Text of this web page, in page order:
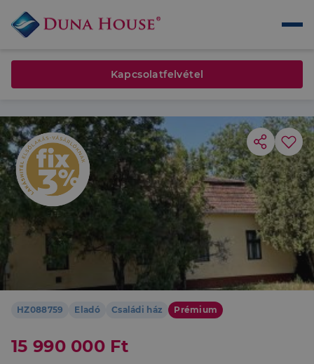
HZ088759 Eladó Családi ház Prémium
15 990 000 Ft
Kapcsolatfelvétel